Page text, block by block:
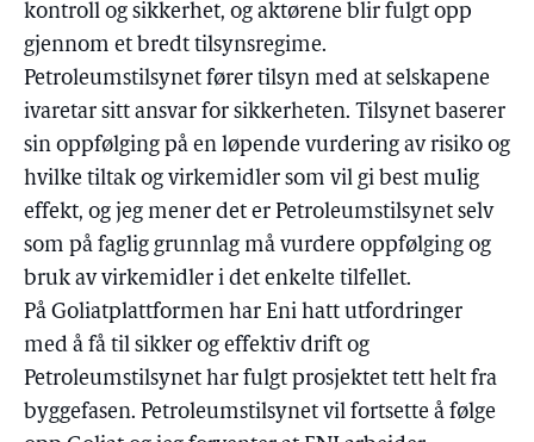
kontroll og sikkerhet, og aktørene blir fulgt opp
gjennom et bredt tilsynsregime.
Petroleumstilsynet fører tilsyn med at selskapene
ivaretar sitt ansvar for sikkerheten. Tilsynet baserer
sin oppfølging på en løpende vurdering av risiko og
hvilke tiltak og virkemidler som vil gi best mulig
effekt, og jeg mener det er Petroleumstilsynet selv
som på faglig grunnlag må vurdere oppfølging og
bruk av virkemidler i det enkelte tilfellet.
På Goliatplattformen har Eni hatt utfordringer
med å få til sikker og effektiv drift og
Petroleumstilsynet har fulgt prosjektet tett helt fra
byggefasen. Petroleumstilsynet vil fortsette å følge